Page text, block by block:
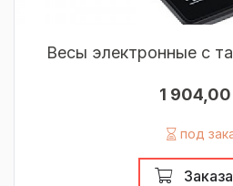
Весы электронные с
1 904,00
под